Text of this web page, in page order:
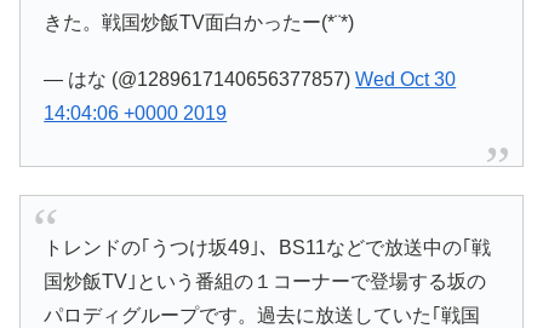
きた。戦国炒飯TV面白かったー(*¨*)
— はな (@1289617140656377857)Wed Oct 30
14:04:06 +0000 2019
トレンドの｢うつけ坂49｣、BS11などで放送中の｢戦
国炒飯TV｣という番組の１コーナーで登場する坂の
パロディグループです。過去に放送していた｢戦国